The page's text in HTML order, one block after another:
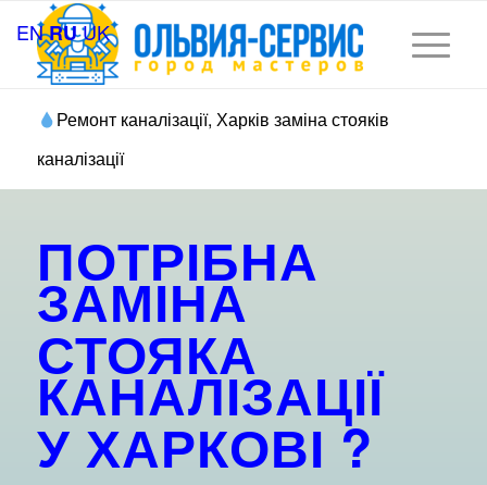
Ремонт каналізації, Харків заміна стояків
каналізації
ПОТРІБНА
ЗАМІНА
СТОЯКА
КАНАЛІЗАЦІЇ
У ХАРКОВІ ?
ENRUUK